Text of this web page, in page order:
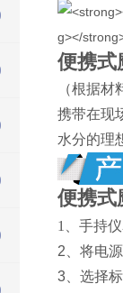
便携式
（根据
携带在现
水分的理
便携式
1、手持
2、将电
3、选择